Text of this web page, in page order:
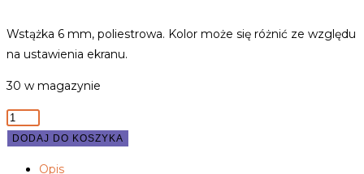
Wstążka 6 mm, poliestrowa. Kolor może się różnić ze względu
na ustawienia ekranu.
30 w magazynie
ilość
Wstążka
DODAJ DO KOSZYKA
Opis